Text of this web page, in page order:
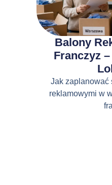
Balony
Franczyz
Jak zaplanować
reklamowymi w